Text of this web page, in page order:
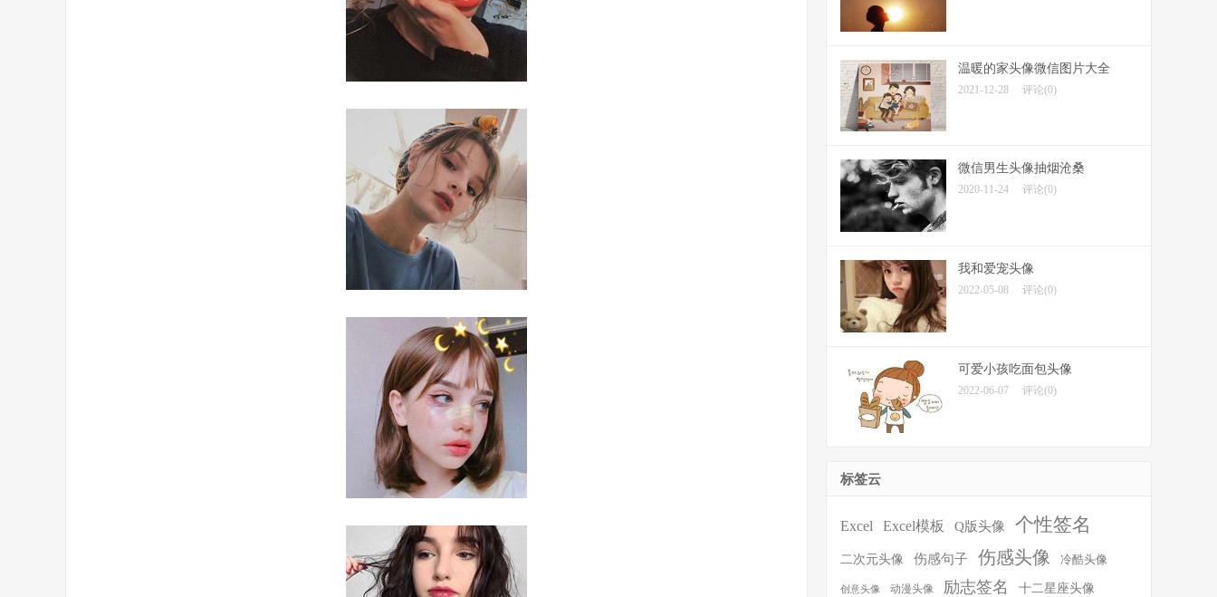
温暖的家头像微信图片大全
2021-12-28 评论(0)
微信男生头像抽烟沧桑
2020-11-24 评论(0)
我和爱宠头像
2022-05-08 评论(0)
可爱小孩吃面包头像
2022-06-07 评论(0)
标签云
Excel Excel模板 Q版头像 个性签名
二次元头像 伤感句子 伤感头像 冷酷头像
创意头像 动漫头像 励志签名 十二星座头像